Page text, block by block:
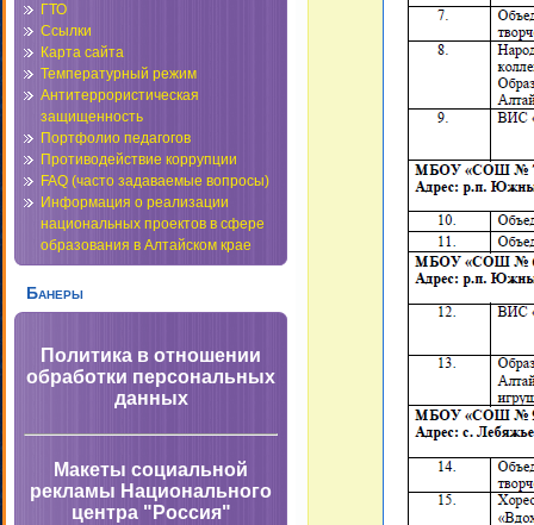
ГТО
Ссылки
Карта сайта
Температурный режим
Антитеррористическая
защищенность
Портфолио педагогов
Противодействие коррупции
FAQ (часто задаваемые вопросы)
Информация о реализации
национальных проектов в сфере
образования в Алтайском крае
Банеры
Политика в отношении
обработки персональных
данных
Макеты социальной
рекламы Национального
центра "Россия"